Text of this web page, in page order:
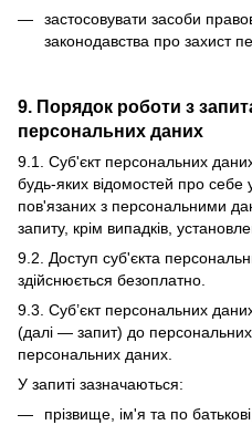
застосовувати засоби
законодавства про захист
9. Порядок роботи з
персональних даних
9.1. Суб'єкт персональних
будь-яких відомостей про себе
пов'язаних з персональними
запиту, крім випадків,
9.2. Доступ суб'єкта
здійснюється безоплатно.
9.3. Суб’єкт персональних
(далі — запит) до
персональних даних.
У запиті зазначаються:
прізвище, ім'я та по